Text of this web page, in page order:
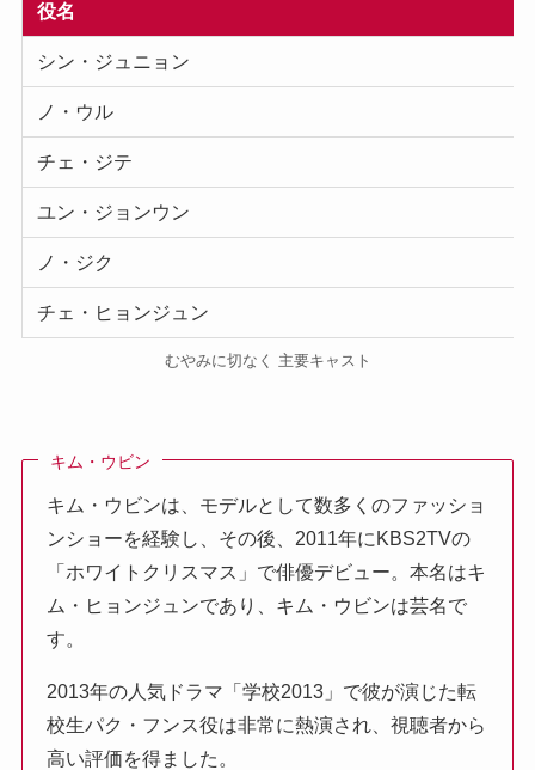
役名
シン・ジュニョン
ノ・ウル
チェ・ジテ
ユン・ジョンウン
ノ・ジク
チェ・ヒョンジュン
むやみに切なく 主要キャスト
キム・ウビン
キム・ウビンは、モデルとして数多くのファッショ
ンショーを経験し、その後、2011年にKBS2TVの
「ホワイトクリスマス」で俳優デビュー。本名はキ
ム・ヒョンジュンであり、キム・ウビンは芸名で
す。
2013年の人気ドラマ「学校2013」で彼が演じた転
校生パク・フンス役は非常に熱演され、視聴者から
高い評価を得ました。